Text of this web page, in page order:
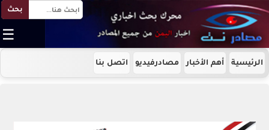
بحث
☰
الرئيسية أهم الأخبار مصادرفيديو اتصل بنا